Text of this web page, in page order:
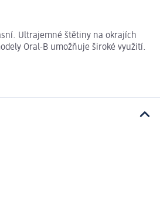
Ultrajemné štětiny na okrajích
Oral-B umožňuje široké využití.